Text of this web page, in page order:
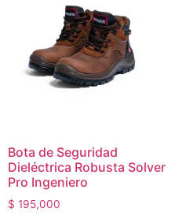
Bota de Seguridad
Dieléctrica Robusta Solver
Pro Ingeniero
$ 195,000